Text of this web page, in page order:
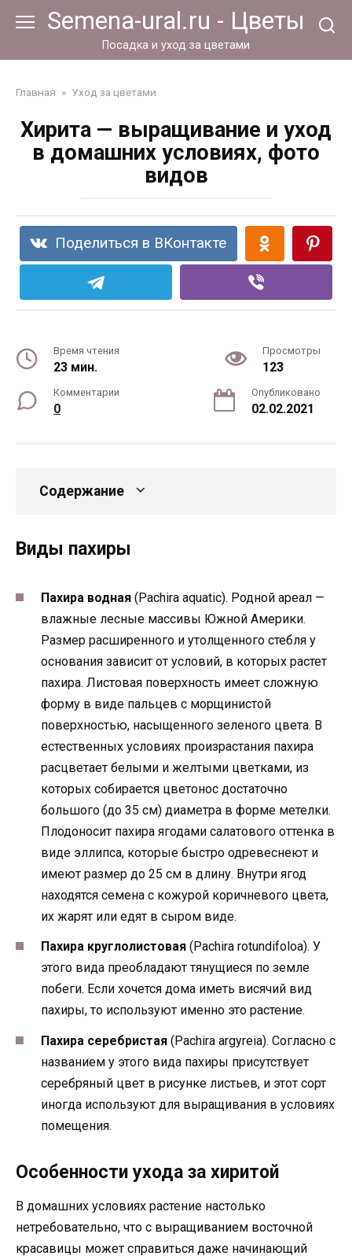
Semena-ural.ru - Цветы
Посадка и уход за цветами
Главная » Уход за цветами
Хирита — выращивание и уход
в домашних условиях, фото
видов
Поделиться в ВКонтакте
Время чтения
23 мин.
Просмотры
123
Комментарии
0
Опубликовано
02.02.2021
Содержание
Виды пахиры
Пахира водная (Pachira aquatic). Родной ареал —
влажные лесные массивы Южной Америки.
Размер расширенного и утолщенного стебля у
основания зависит от условий, в которых растет
пахира. Листовая поверхность имеет сложную
форму в виде пальцев с морщинистой
поверхностью, насыщенного зеленого цвета. В
естественных условиях произрастания пахира
расцветает белыми и желтыми цветками, из
которых собирается цветонос достаточно
большого (до 35 см) диаметра в форме метелки.
Плодоносит пахира ягодами салатового оттенка в
виде эллипса, которые быстро одревеснеют и
имеют размер до 25 см в длину. Внутри ягод
находятся семена с кожурой коричневого цвета,
их жарят или едят в сыром виде.
Пахира круглолистовая (Pachira rotundifoloa). У
этого вида преобладают тянущиеся по земле
побеги. Если хочется дома иметь висячий вид
пахиры, то используют именно это растение.
Пахира серебристая (Pachira argyreia). Согласно с
названием у этого вида пахиры присутствует
серебряный цвет в рисунке листьев, и этот сорт
иногда используют для выращивания в условиях
помещения.
Особенности ухода за хиритой
В домашних условиях растение настолько
нетребовательно, что с выращиванием восточной
красавицы может справиться даже начинающий